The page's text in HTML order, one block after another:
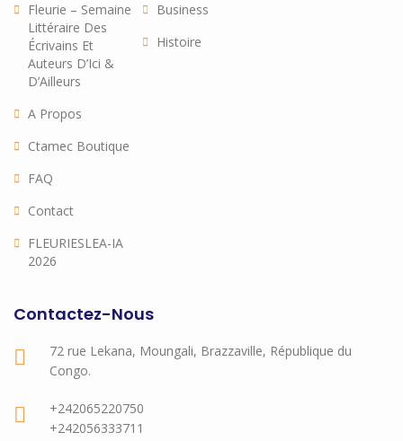
Fleurie – Semaine
Littéraire Des
Écrivains Et
Auteurs D’Ici &
D’Ailleurs
A Propos
Ctamec Boutique
FAQ
Contact
FLEURIESLEA-IA
2026
Business
Histoire
Contactez-Nous
72 rue Lekana, Moungali, Brazzaville, République du
Congo.
+242065220750
+242056333711